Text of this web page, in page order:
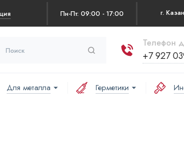
Пн-Пт: 09:00 - 17:00
Телефон
+7 927
Для металла Герметики